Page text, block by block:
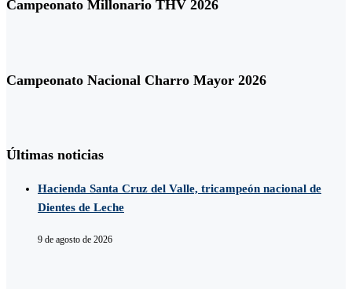
Campeonato Millonario THV 2026
Campeonato Nacional Charro Mayor 2026
Últimas noticias
Hacienda Santa Cruz del Valle, tricampeón nacional de
Dientes de Leche
9 de agosto de 2026